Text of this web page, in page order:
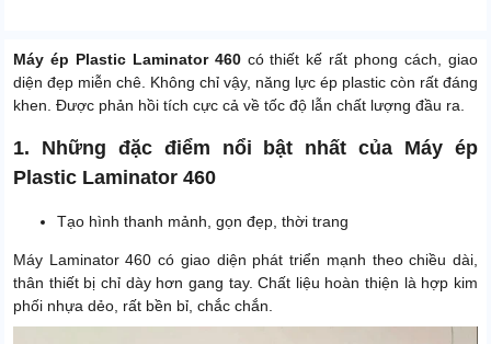
Máy ép Plastic Laminator 460 có thiết kế rất phong cách, giao
diện đẹp miễn chê. Không chỉ vậy, năng lực ép plastic còn rất đáng
khen. Được phản hồi tích cực cả về tốc độ lẫn chất lượng đầu ra.
1. Những đặc điểm nổi bật nhất của Máy ép
Plastic Laminator 460
Tạo hình thanh mảnh, gọn đẹp, thời trang
Máy Laminator 460 có giao diện phát triển mạnh theo chiều dài,
thân thiết bị chỉ dày hơn gang tay. Chất liệu hoàn thiện là hợp kim
phối nhựa dẻo, rất bền bỉ, chắc chắn.